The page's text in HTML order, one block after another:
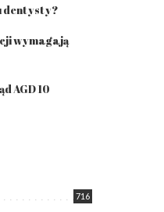
dentysty?
wymagają
AGD 10
716